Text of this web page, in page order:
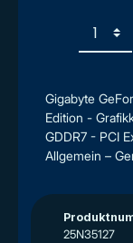
Gigabyte
Edition -
GDDR7 - PCI
Allgemein –
25N35127